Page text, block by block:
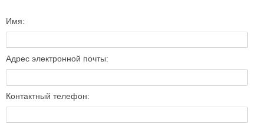
Имя:
Адрес электронной почты:
Контактный телефон: